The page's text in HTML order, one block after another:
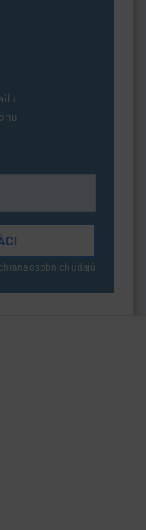
osobních údajů